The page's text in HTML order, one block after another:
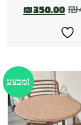
₪
₪350.00
מבצע!